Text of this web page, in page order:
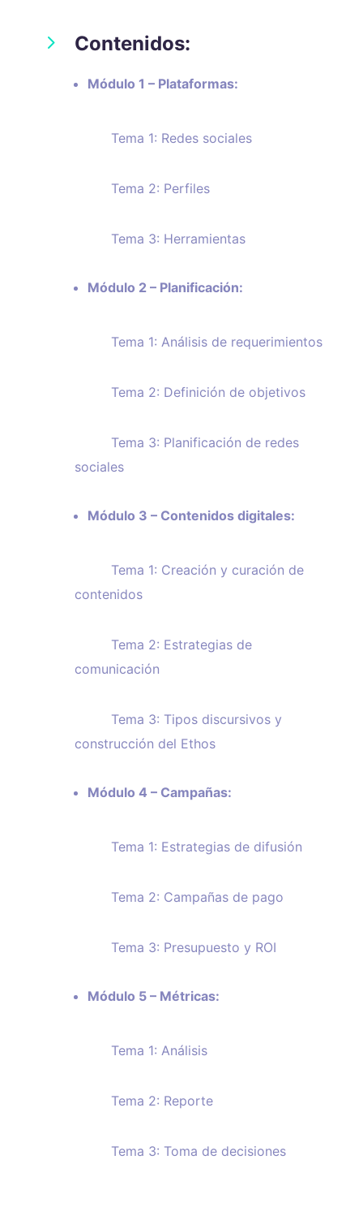
5 Contenidos:
Módulo 1 – Plataformas:
Tema 1: Redes sociales
Tema 2: Perfiles
Tema 3: Herramientas
Módulo 2 – Planificación:
Tema 1: Análisis de requerimientos
Tema 2: Definición de objetivos
Tema 3: Planificación de redes
sociales
Módulo 3 – Contenidos digitales:
Tema 1: Creación y curación de
contenidos
Tema 2: Estrategias de
comunicación
Tema 3: Tipos discursivos y
construcción del Ethos
Módulo 4 – Campañas:
Tema 1: Estrategias de difusión
Tema 2: Campañas de pago
Tema 3: Presupuesto y ROI
Módulo 5 – Métricas:
Tema 1: Análisis
Tema 2: Reporte
Tema 3: Toma de decisiones